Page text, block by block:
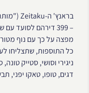
מפצה על כך עם נוף
כל התוספות, שתצליחו
ניגירי וסושי, סטייק
דגים, טופו, טאקו יפני,